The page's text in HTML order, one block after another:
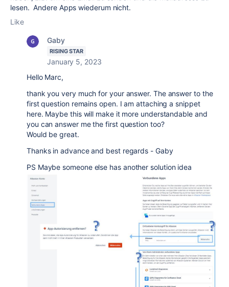
lesen. Andere Apps wiederum nicht.
Like
Gaby
RISING STAR
January 5, 2023
Hello Marc,
thank you very much for your answer. The answer to the
first question remains open. I am attaching a snippet
here. Maybe this will make it more understandable and
you can answer me the first question too?
Would be great.
Thanks in advance and best regards - Gaby
PS Maybe someone else has another solution idea